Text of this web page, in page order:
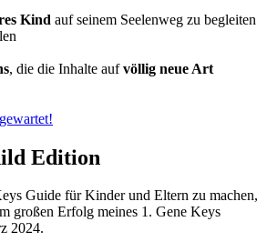
Kind auf seinem Seelenweg zu begleiten
, die die Inhalte aufvöllig neue Art
Edition
Guide für Kinder und Eltern zu machen,
großen Erfolg meines 1. Gene Keys
2024.